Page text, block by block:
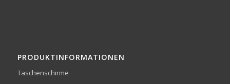
PRODUKTINFORMATIONEN
Taschenschirme